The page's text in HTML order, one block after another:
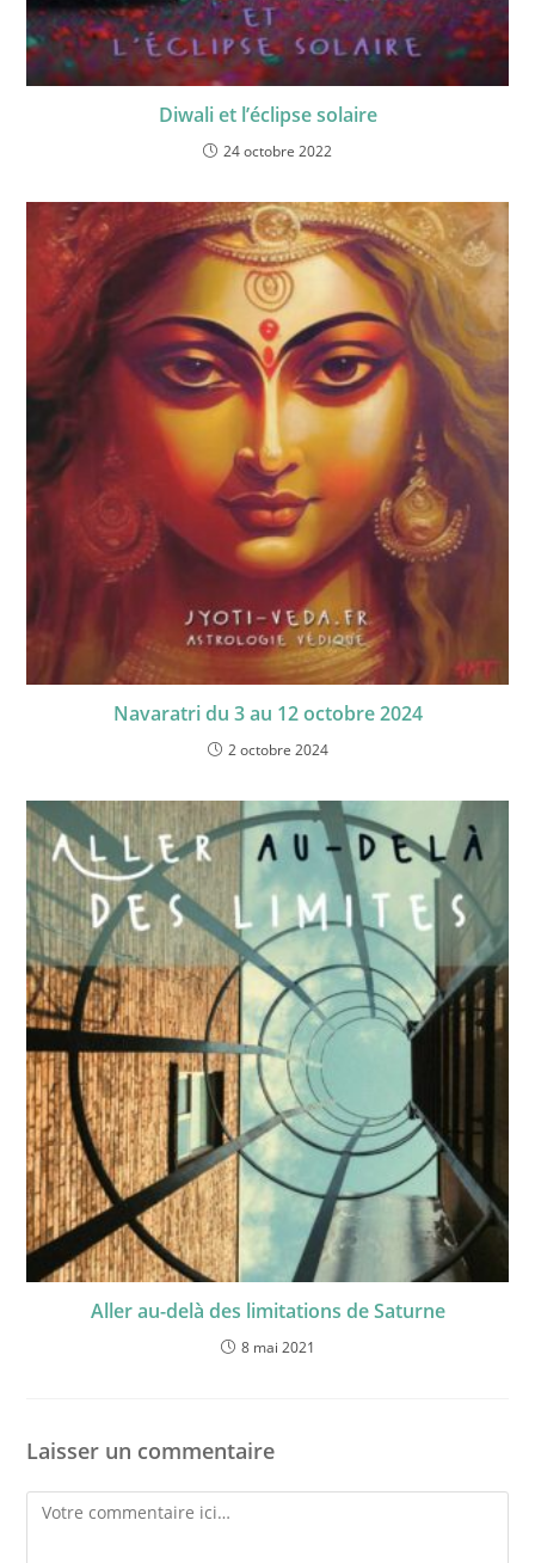
Diwali et l’éclipse solaire
24 octobre 2022
Navaratri du 3 au 12 octobre 2024
2 octobre 2024
Aller au-delà des limitations de Saturne
8 mai 2021
Laisser un commentaire